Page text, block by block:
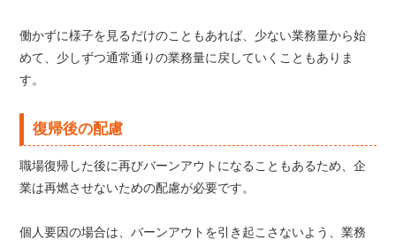
働かずに様子を見るだけのこともあれば、少ない業務量から始
めて、少しずつ通常通りの業務量に戻していくこともありま
す。
復帰後の配慮
職場復帰した後に再びバーンアウトになることもあるため、企
業は再燃させないための配慮が必要です。
個人要因の場合は、バーンアウトを引き起こさないよう、業務